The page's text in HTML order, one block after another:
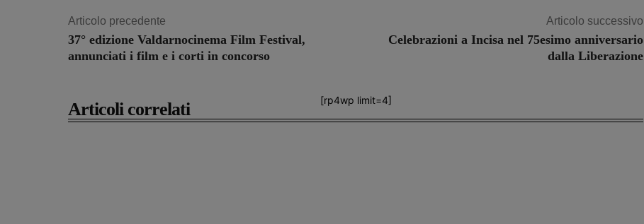
Articolo precedente
37° edizione Valdarnocinema Film Festival,
annunciati i film e i corti in concorso
Articolo successivo
Celebrazioni a Incisa nel 75esimo anniversario
dalla Liberazione
[rp4wp limit=4]
Articoli correlati